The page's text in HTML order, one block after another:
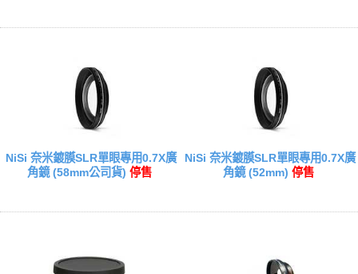
NiSi 奈米鍍膜SLR單眼專用0.7X廣
角鏡 (58mm公司貨) 停售
NiSi 奈米鍍膜SLR單眼專用0.7X廣
角鏡 (52mm) 停售